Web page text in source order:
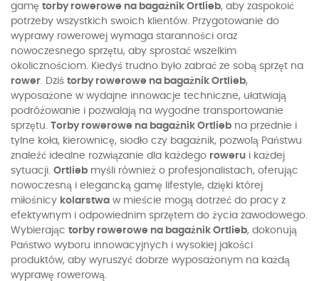
gamę torby rowerowe na bagażnik Ortlieb, aby zaspokoić
potrzeby wszystkich swoich klientów. Przygotowanie do
wyprawy rowerowej wymaga staranności oraz
nowoczesnego sprzętu, aby sprostać wszelkim
okolicznościom. Kiedyś trudno było zabrać ze sobą sprzęt na
rower . Dziś torby rowerowe na bagażnik Ortlieb,
wyposażone w wydajne innowacje techniczne, ułatwiają
podróżowanie i pozwalają na wygodne transportowanie
sprzętu. Torby rowerowe na bagażnik Ortlieb na przednie i
tylne koła, kierownicę, siodło czy bagażnik, pozwolą Państwu
znaleźć idealne rozwiązanie dla każdego roweru i każdej
sytuacji. Ortlieb myśli również o profesjonalistach, oferując
nowoczesną i elegancką gamę lifestyle, dzięki której
miłośnicy kolarstwa w mieście mogą dotrzeć do pracy z
efektywnym i odpowiednim sprzętem do życia zawodowego.
Wybierając torby rowerowe na bagażnik Ortlieb, dokonują
Państwo wyboru innowacyjnych i wysokiej jakości
produktów, aby wyruszyć dobrze wyposażonym na każdą
wyprawę rowerową.